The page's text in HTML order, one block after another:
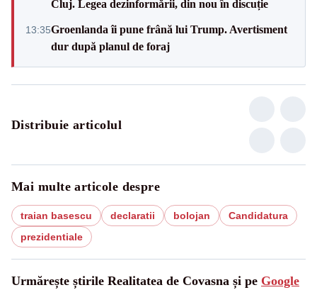
Cluj. Legea dezinformării, din nou în discuție
13:35Groenlanda îi pune frână lui Trump. Avertisment
dur după planul de foraj
Distribuie articolul
Mai multe articole despre
traian basescu declaratii bolojan
Candidatura
prezidentiale
Urmărește știrile Realitatea de Covasna și pe Google